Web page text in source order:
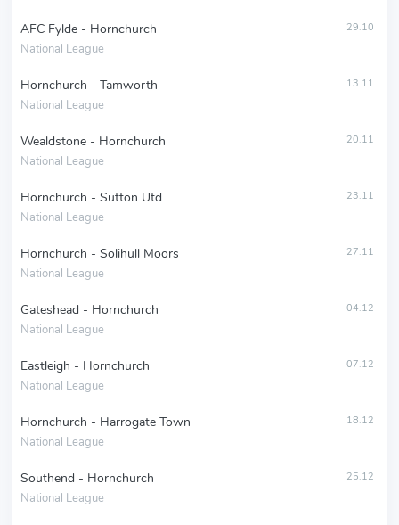
AFC Fylde - Hornchurch
National League
29.10
Hornchurch - Tamworth
National League
13.11
Wealdstone - Hornchurch
National League
20.11
Hornchurch - Sutton Utd
National League
23.11
Hornchurch - Solihull Moors
National League
27.11
Gateshead - Hornchurch
National League
04.12
Eastleigh - Hornchurch
National League
07.12
Hornchurch - Harrogate Town
National League
18.12
Southend - Hornchurch
National League
25.12